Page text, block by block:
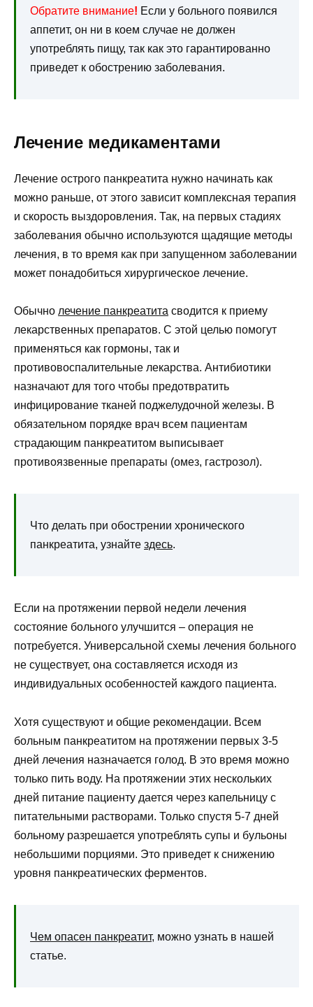
Обратите внимание! Если у больного появился
аппетит, он ни в коем случае не должен
употреблять пищу, так как это гарантированно
приведет к обострению заболевания.
Лечение медикаментами
Лечение острого панкреатита нужно начинать как
можно раньше, от этого зависит комплексная терапия
и скорость выздоровления. Так, на первых стадиях
заболевания обычно используются щадящие методы
лечения, в то время как при запущенном заболевании
может понадобиться хирургическое лечение.
Обычно лечение панкреатита сводится к приему
лекарственных препаратов. С этой целью помогут
применяться как гормоны, так и
противовоспалительные лекарства. Антибиотики
назначают для того чтобы предотвратить
инфицирование тканей поджелудочной железы. В
обязательном порядке врач всем пациентам
страдающим панкреатитом выписывает
противоязвенные препараты (омез, гастрозол).
Что делать при обострении хронического
панкреатита, узнайте здесь.
Если на протяжении первой недели лечения
состояние больного улучшится – операция не
потребуется. Универсальной схемы лечения больного
не существует, она составляется исходя из
индивидуальных особенностей каждого пациента.
Хотя существуют и общие рекомендации. Всем
больным панкреатитом на протяжении первых 3-5
дней лечения назначается голод. В это время можно
только пить воду. На протяжении этих нескольких
дней питание пациенту дается через капельницу с
питательными растворами. Только спустя 5-7 дней
больному разрешается употреблять супы и бульоны
небольшими порциями. Это приведет к снижению
уровня панкреатических ферментов.
Чем опасен панкреатит, можно узнать в нашей
статье.